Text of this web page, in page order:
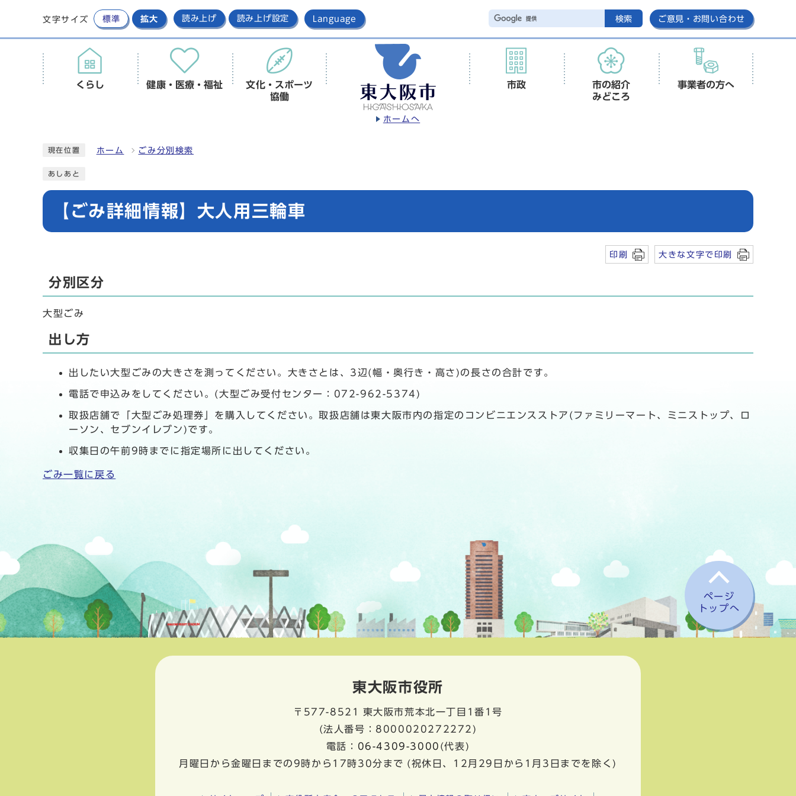
文字サイズ 標準 拡大 読み上げ 読み上げ設定 Language 検索 ご意見・お問い合わせ
ホームへ
くらし 健康・医療・福祉
文化・スポーツ
協働
市政
市の紹介
みどころ
事業者の方へ
現在位置 ホーム ごみ分別検索
あしあと
【ごみ詳細情報】大人用三輪車
印刷 大きな文字で印刷
分別区分
大型ごみ
出し方
出したい大型ごみの大きさを測ってください。大きさとは、3辺(幅・奥行き・高さ)の長さの合計です。
電話で申込みをしてください。(大型ごみ受付センター：072-962-5374)
取扱店舗で「大型ごみ処理券」を購入してください。取扱店舗は東大阪市内の指定のコンビニエンスストア(ファミリーマート、ミニストップ、ロ
ーソン、セブンイレブン)です。
収集日の午前9時までに指定場所に出してください。
ごみ一覧に戻る
ページ
トップへ
東大阪市役所
〒577-8521
東大阪市荒本北一丁目1番1号
(法人番号：8000020272272)
電話： 06-4309-3000 (代表)
月曜日から金曜日までの9時から17時30分まで (祝休日、12月29日から1月3日までを除く)